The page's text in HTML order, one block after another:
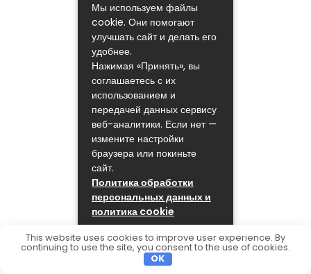
Мы используем файлы
cookie. Они помогают
улучшать сайт и делать его
удобнее.
Нажимая «Принять», вы
соглашаетесь с их
использованием и
передачей данных сервису
веб-аналитики. Если нет —
измените настройки
браузера или покиньте
сайт.
Политика обработки
персональных данных и
политика cookie
ПРИНЯТЬ
This website uses cookies to improve user experience. By
continuing to use the site, you consent to the use of cookies.
OK